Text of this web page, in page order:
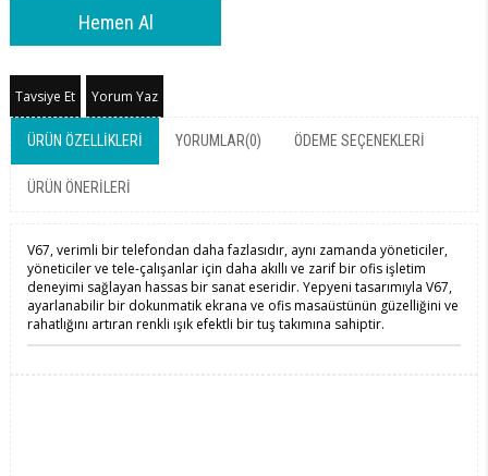
Tavsiye Et Yorum Yaz
ÜRÜN ÖZELLIKLERI YORUMLAR(0) ÖDEME SEÇENEKLERI
ÜRÜN ÖNERILERI
V67, verimli bir telefondan daha fazlasıdır, aynı zamanda yöneticiler,
yöneticiler ve tele-çalışanlar için daha akıllı ve zarif bir ofis işletim
deneyimi sağlayan hassas bir sanat eseridir. Yepyeni tasarımıyla V67,
ayarlanabilir bir dokunmatik ekrana ve ofis masaüstünün güzelliğini ve
rahatlığını artıran renkli ışık efektli bir tuş takımına sahiptir.